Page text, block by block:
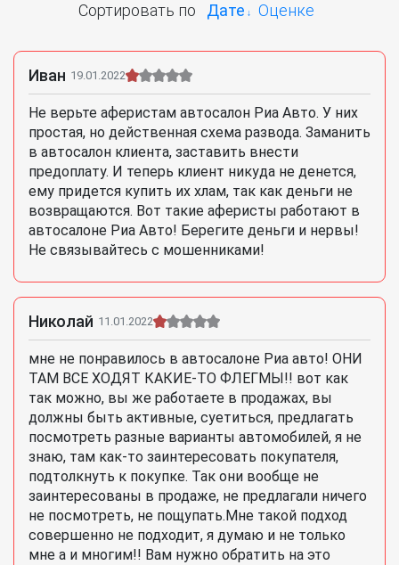
Сортировать по Дате Оценке
Иван 19.01.2022
Не верьте аферистам автосалон Риа Авто. У них
простая, но действенная схема развода. Заманить
в автосалон клиента, заставить внести
предоплату. И теперь клиент никуда не денется,
ему придется купить их хлам, так как деньги не
возвращаются. Вот такие аферисты работают в
автосалоне Риа Авто! Берегите деньги и нервы!
Не связывайтесь с мошенниками!
Николай 11.01.2022
мне не понравилось в автосалоне Риа авто! ОНИ
ТАМ ВСЕ ХОДЯТ КАКИЕ-ТО ФЛЕГМЫ!! вот как
так можно, вы же работаете в продажах, вы
должны быть активные, суетиться, предлагать
посмотреть разные варианты автомобилей, я не
знаю, там как-то заинтересовать покупателя,
подтолкнуть к покупке. Так они вообще не
заинтересованы в продаже, не предлагали ничего
не посмотреть, не пощупать.Мне такой подход
совершенно не подходит, я думаю и не только
мне а и многим!! Вам нужно обратить на это